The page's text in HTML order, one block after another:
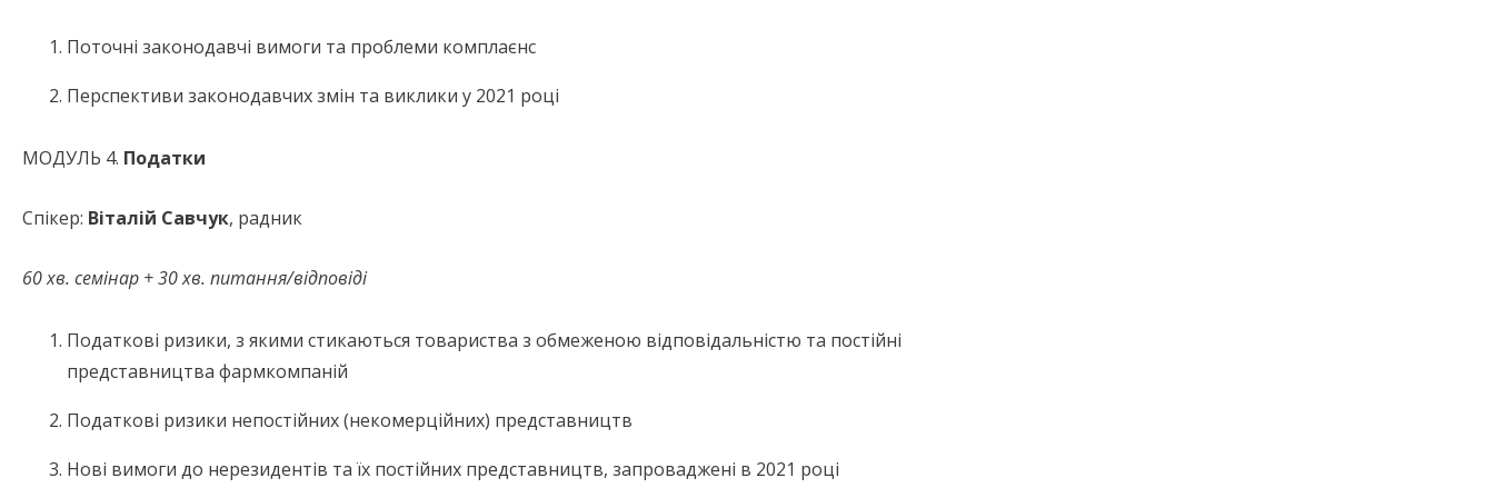
Поточні законодавчі вимоги та проблеми комплаєнс
Перспективи законодавчих змін та виклики у 2021 році
МОДУЛЬ 4. Податки
Спікер: Віталій Савчук, радник
60 хв. семінар + 30 хв. питання/відповіді
Податкові ризики, з якими стикаються товариства з обмеженою відповідальністю та постійні
представництва фармкомпаній
Податкові ризики непостійних (некомерційних) представництв
Нові вимоги до нерезидентів та їх постійних представництв, запроваджені в 2021 році